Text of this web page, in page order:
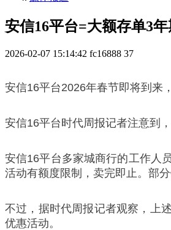
安信16平台=大额存单3
2026-02-07 15:14:42 fc16888 37
安信16平台2026年春节即将到来
安信16平台时代周报记者注意到
安信16平台多家城商行的工作人
活动有额度限制，卖完即止。部
不过，据时代周报记者观察，上
优惠活动。